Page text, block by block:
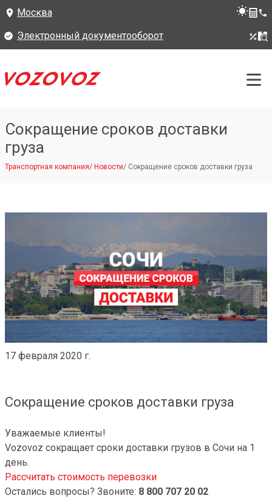
Москва
Электронный документооборот
Сокращение сроков доставки
груза
Транспортная компания/ Новости/ Сокращение сроков доставки груза
17 февраля 2020 г.
Сокращение сроков доставки груза
Уважаемые клиенты!
Vozovoz сокращает сроки доставки грузов в Сочи на 1
день.
Рассчитать стоимость перевозки
Остались вопросы? Звоните: 8 800 707 20 02